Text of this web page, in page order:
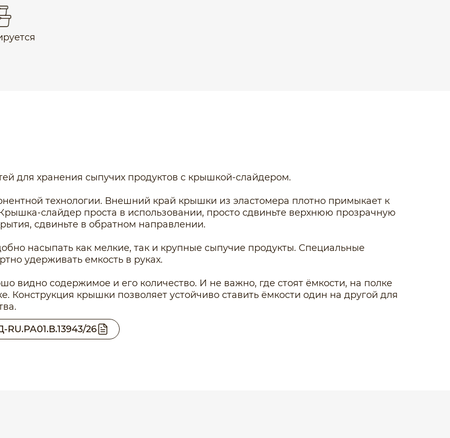
для хранения сыпучих продуктов с крышкой-слайдером.
технологии. Внешний край крышки из эластомера плотно примыкает к
слайдер проста в использовании, просто сдвиньте верхнюю прозрачную
сдвиньте в обратном направлении.
насыпать как мелкие, так и крупные сыпучие продукты. Специальные
удерживать емкость в руках.
видно содержимое и его количество. И не важно, где стоят ёмкости, на полке
крышки позволяет устойчиво ставить ёмкости один на другой для
26